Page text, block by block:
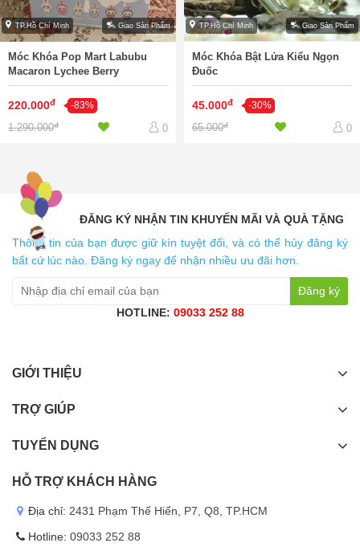
TP.Hồ Chí Minh Giao Sản Phẩm
Móc Khóa Pop Mart Labubu
Macaron Lychee Berry
220.000đ -83%
1.290.000đ 0
TP.Hồ Chí Minh Giao Sản Phẩm
Móc Khóa Bật Lửa Kiểu Ngọn
Đuốc
45.000đ -30%
65.000đ 0
ĐĂNG KÝ NHẬN TIN KHUYẾN MÃI VÀ QUÀ TẶNG
Thông tin của bạn được giữ kín tuyệt đối, và có thể hủy đăng ký
bất cứ lúc nào. Đăng ký ngay để nhận nhiều ưu đãi hơn.
Đăng ký
HOTLINE: 09033 252 88
GIỚI THIỆU
TRỢ GIÚP
TUYỂN DỤNG
HỖ TRỢ KHÁCH HÀNG
Địa chỉ: 2431 Phạm Thế Hiển, P7, Q8, TP.HCM
Hotline: 09033 252 88